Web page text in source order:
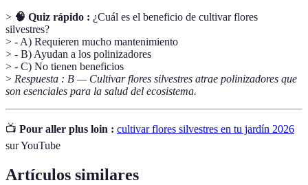
> 🧠 Quiz rápido : ¿Cuál es el beneficio de cultivar flores
silvestres?
> - A) Requieren mucho mantenimiento
> - B) Ayudan a los polinizadores
> - C) No tienen beneficios
> Respuesta : B — Cultivar flores silvestres atrae polinizadores que
son esenciales para la salud del ecosistema.
📺 Pour aller plus loin : cultivar flores silvestres en tu jardín 2026
sur YouTube
Artículos similares